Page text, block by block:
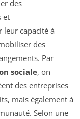
des
et
leur capacité à
des
Par
sociale, on
des entreprises
mais également à
Selon une